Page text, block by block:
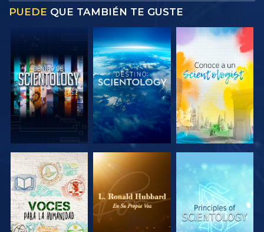
PUEDE QUE TAMBIÉN TE GUSTE
EXPLORA LAS
SERIES
EXPLORA LAS
SERIES
EXPLORA LAS
SERIES